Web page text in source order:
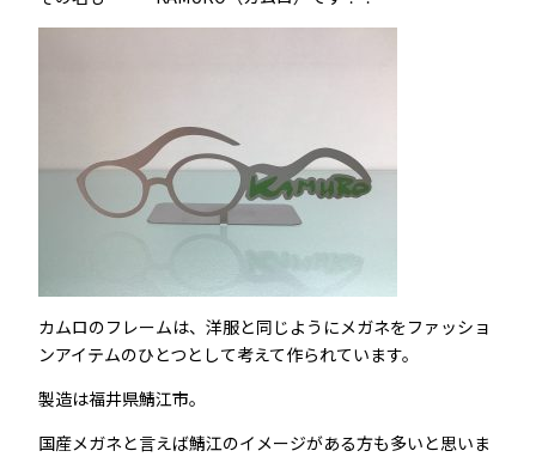
カムロのフレームは、洋服と同じようにメガネをファッショ
ンアイテムのひとつとして考えて作られています。
製造は福井県鯖江市。
国産メガネと言えば鯖江のイメージがある方も多いと思いま